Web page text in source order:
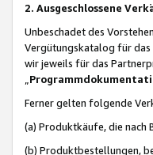
2. Ausgeschlossene
Unbeschadet des
Vergütungskatalog für das
wir jeweils für das
Ferner gelten folgende
(a) Produktkäufe, die nach
(b) Produktbestellungen,